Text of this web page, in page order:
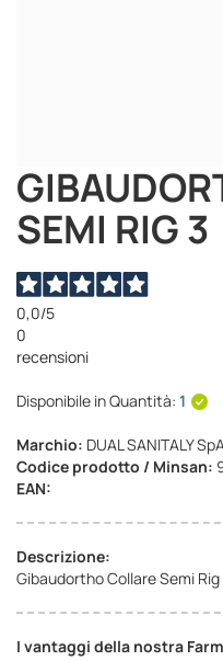
SEMI RIG 3
0,0/5
0
recensioni
Disponibile in Quantità: 1
Marchio: DUAL SANITALY
Codice prodotto / Minsan:
EAN:
Descrizione:
Gibaudortho Collare Semi Rig
I vantaggi della nostra
Vai
all'inizio
della
galleria
immagini